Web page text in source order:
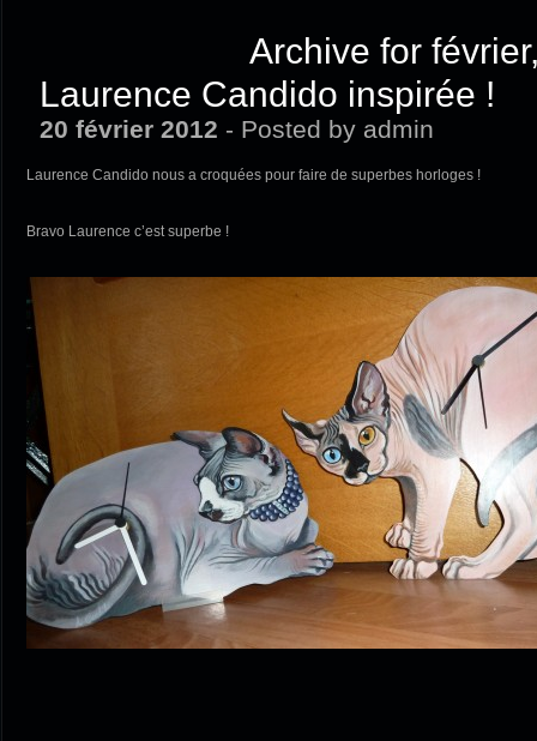
Archive for
Laurence Candido inspirée !
20 février 2012 - Posted by admin
Laurence Candido nous a croquées pour faire de superbes horloges !
Bravo Laurence c’est superbe !